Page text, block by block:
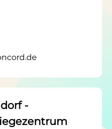
-